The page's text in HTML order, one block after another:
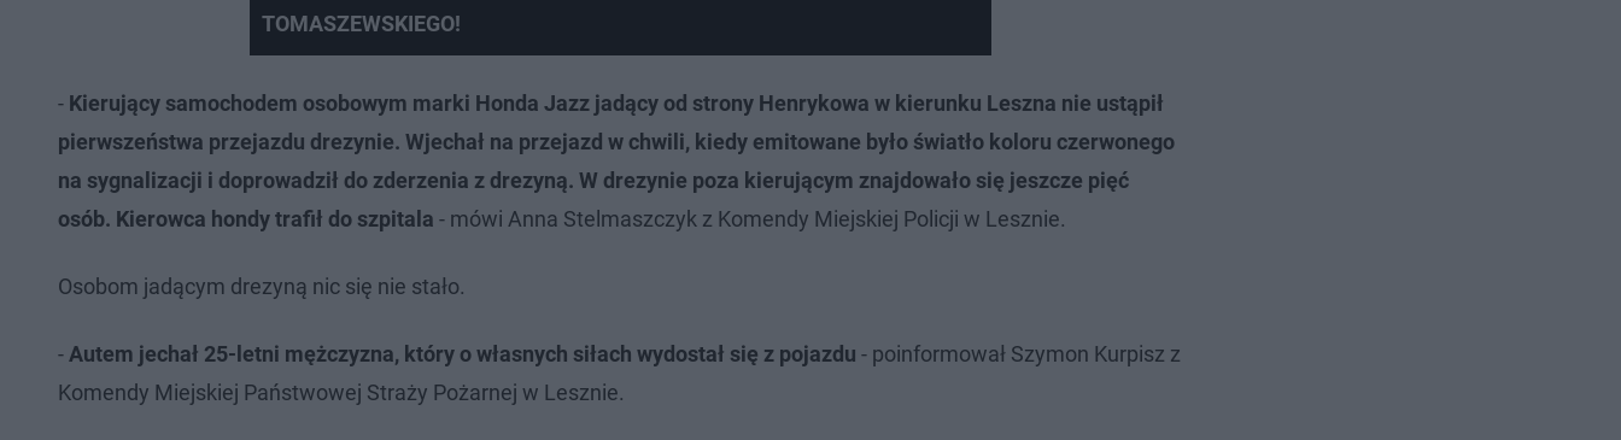
TOMASZEWSKIEGO!
- Kierujący samochodem osobowym marki Honda Jazz jadący od strony Henrykowa w kierunku Leszna nie ustąpił
pierwszeństwa przejazdu drezynie. Wjechał na przejazd w chwili, kiedy emitowane było światło koloru czerwonego
na sygnalizacji i doprowadził do zderzenia z drezyną. W drezynie poza kierującym znajdowało się jeszcze pięć
osób. Kierowca hondy trafił do szpitala - mówi Anna Stelmaszczyk z Komendy Miejskiej Policji w Lesznie.
Osobom jadącym drezyną nic się nie stało.
-Autem jechał 25-letni mężczyzna, który o własnych siłach wydostał się z pojazdu - poinformował Szymon Kurpisz z
Komendy Miejskiej Państwowej Straży Pożarnej w Lesznie.